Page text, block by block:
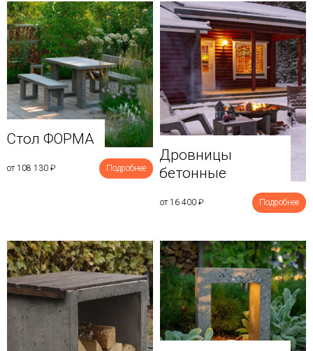
Стол ФОРМА
от 108 130 ₽ Подробнее
Дровницы
бетонные
от 16 400 ₽ Подробнее